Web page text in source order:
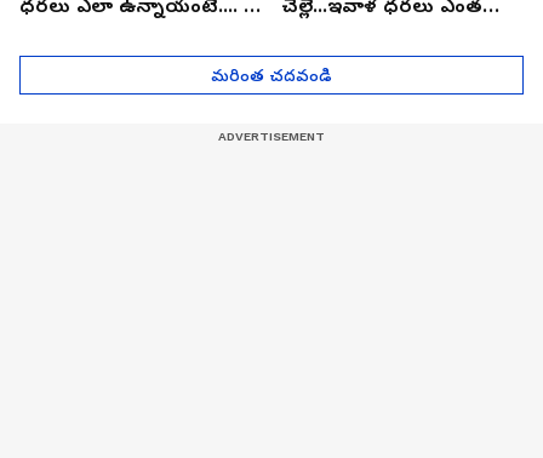
ధరలు ఎలా ఉన్నాయంటే.... |
చెల్లే...ఇవాళ ధరలు ఎంత
మరింత చదవండి